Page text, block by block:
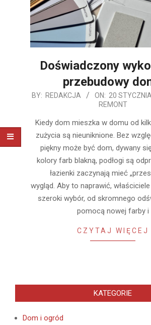
Doświadczony
przebudowy
2020-
20
BY: REDAKCJA ON: 20
REMONT
Kiedy dom mieszka w domu od
zużycia są nieuniknione. Bez
piękny może być dom, dywany
kolory farb blakną, podłogi są
łazienki zaczynają mieć
wygląd. Aby to naprawić,
szeroki wybór, od skromnego
pomocą nowej farby i
CZYTAJ WIĘCEJ
KATEGORIE
Dom i ogród